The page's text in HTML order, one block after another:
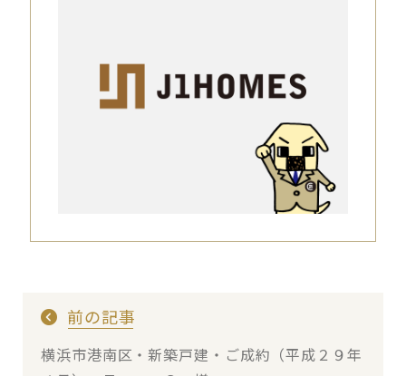
前の記事
横浜市港南区・新築戸建・ご成約（平成２９年